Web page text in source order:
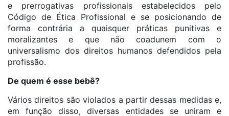
e prerrogativas profissionais estabelecidos pelo
Código de Ética Profissional e se posicionando de
forma contrária a quaisquer práticas punitivas e
moralizantes e que não coadunem com o
universalismo dos direitos humanos defendidos pela
profissão.
De quem é esse bebê?
Vários direitos são violados a partir dessas medidas e,
em função disso, diversas entidades se uniram e